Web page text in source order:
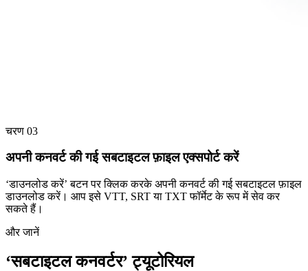
चरण 03
अपनी कनवर्ट की गई सबटाइटल फ़ाइल एक्सपोर्ट करें
‘डाउनलोड करें’ बटन पर क्लिक करके अपनी कनवर्ट की गई सबटाइटल फ़ाइल
डाउनलोड करें। आप इसे VTT, SRT या TXT फॉर्मेट के रूप में सेव कर
सकते हैं।
और जानें
‘सबटाइटल कनवर्टर’ ट्यूटोरियल